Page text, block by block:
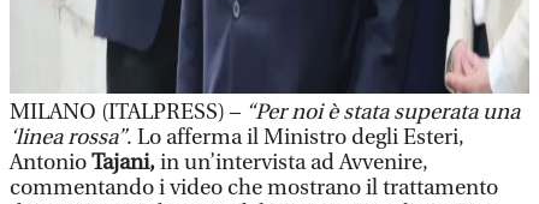
MILANO (ITALPRESS) – “Per noi è stata superata una
‘linea rossa”. Lo afferma il Ministro degli Esteri,
AntonioTajani,in un’intervista ad Avvenire,
commentando i video che mostrano il trattamento